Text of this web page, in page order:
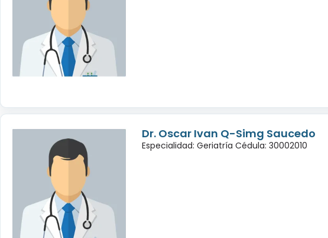
Dr. Oscar Ivan Q-Simg Saucedo
Especialidad: Geriatría Cédula: 30002010